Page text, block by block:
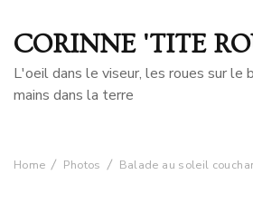
CORINNE 'TITE
L'oeil dans le viseur, les roues sur le
mains dans la terre
Home Photos Balade au soleil